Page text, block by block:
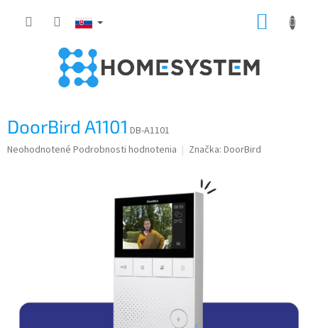
DoorBird A1101 DB-A1101
Priemerné
Neohodnotené Podrobnosti hodnotenia Značka: DoorBird